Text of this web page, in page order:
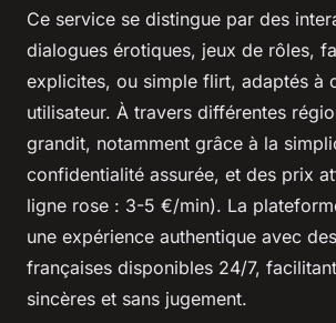
Ce service se distingue par des
dialogues érotiques, jeux de rôles,
explicites, ou simple flirt, adaptés à
utilisateur. À travers différentes
grandit, notamment grâce à la
confidentialité assurée, et des prix
ligne rose : 3-5 €/min). La
une expérience authentique avec
françaises disponibles 24/7,
sincères et sans jugement.